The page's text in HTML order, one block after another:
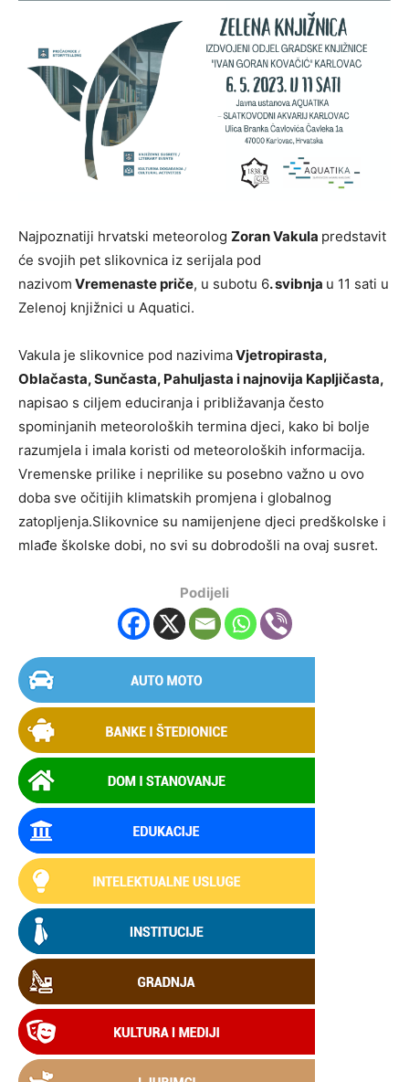
Najpoznatiji hrvatski meteorolog Zoran Vakula predstavit
će svojih pet slikovnica iz serijala pod
nazivom Vremenaste priče, u subotu 6.svibnja u 11 sati u
Zelenoj knjižnici u Aquatici.
Vakula je slikovnice pod nazivimaVjetropirasta,
Oblačasta, Sunčasta, Pahuljasta i najnovija Kapljičasta,
napisao s ciljem educiranja i približavanja često
spominjanih meteoroloških termina djeci, kako bi bolje
razumjela i imala koristi od meteoroloških informacija.
Vremenske prilike i neprilike su posebno važno u ovo
doba sve očitijih klimatskih promjena i globalnog
zatopljenja.Slikovnice su namijenjene djeci predškolske i
mlađe školske dobi, no svi su dobrodošli na ovaj susret.
Podijeli